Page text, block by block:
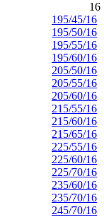
195/45/16
195/50/16
195/55/16
195/60/16
205/50/16
205/55/16
205/60/16
215/55/16
215/60/16
215/65/16
225/55/16
225/60/16
225/70/16
235/60/16
235/70/16
245/70/16